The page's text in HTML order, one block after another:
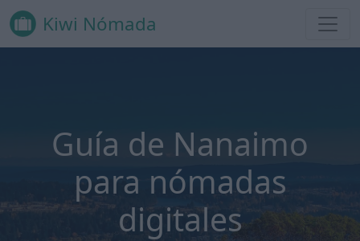
Kiwi Nómada
Guía de Nanaimo
para nómadas
digitales